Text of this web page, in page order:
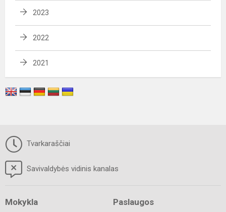
2023
2022
2021
Tvarkaraščiai
Savivaldybės vidinis kanalas
Mokykla Paslaugos